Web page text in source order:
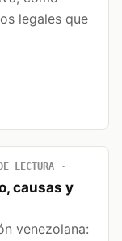
legales que
LECTURA
causas y
venezolana: